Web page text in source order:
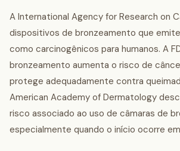
A International Agency for Research on
dispositivos de bronzeamento que
como carcinogênicos para humanos. A
bronzeamento aumenta o risco de
protege adequadamente contra
American Academy of Dermatology
risco associado ao uso de câmaras de
especialmente quando o início ocorre